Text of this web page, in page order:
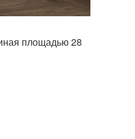
площадью 28